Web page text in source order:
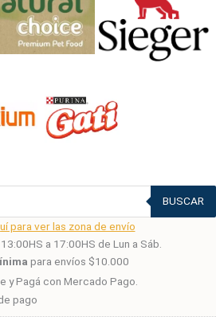
BUSCAR
para ver las zona de envío
13:00HS a 17:00HS de Lun a Sáb.
para envíos $10.000
y Pagá con Mercado Pago.